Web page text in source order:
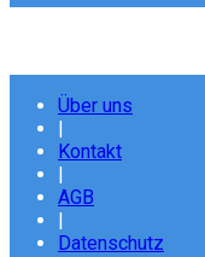
Über uns
|
Kontakt
|
AGB
|
Datenschutz